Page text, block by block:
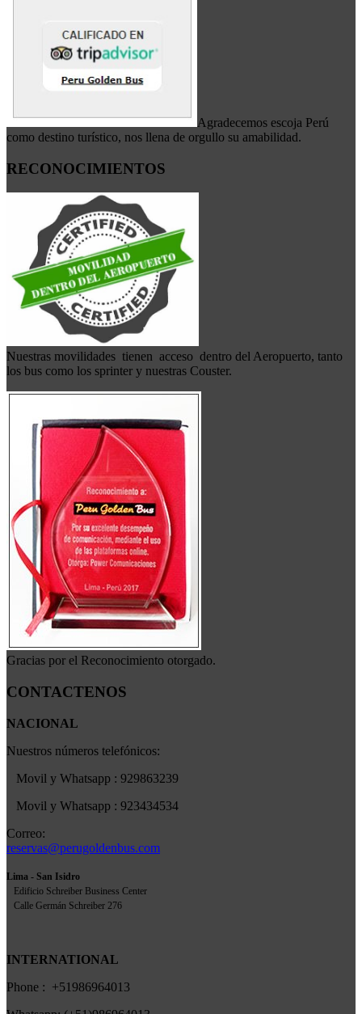
Agradecemos escoja Perú
como destino turístico, nos llena de orgullo su amabilidad.
RECONOCIMIENTOS
Nuestras movilidades tienen acceso dentro del Aeropuerto, tanto
los bus como los sprinter y nuestras Couster.
Gracias por el Reconocimiento otorgado.
CONTACTENOS
NACIONAL
Nuestros números telefónicos:
Movil y Whatsapp : 929863239
Movil y Whatsapp : 923434534
Correo:
reservas@perugoldenbus.com
Lima - San Isidro
Edificio Schreiber Business Center
Calle Germán Schreiber 276
INTERNATIONAL
Phone : +51986964013